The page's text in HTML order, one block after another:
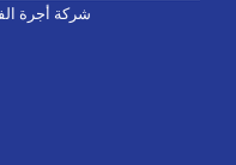
شركة أجرة